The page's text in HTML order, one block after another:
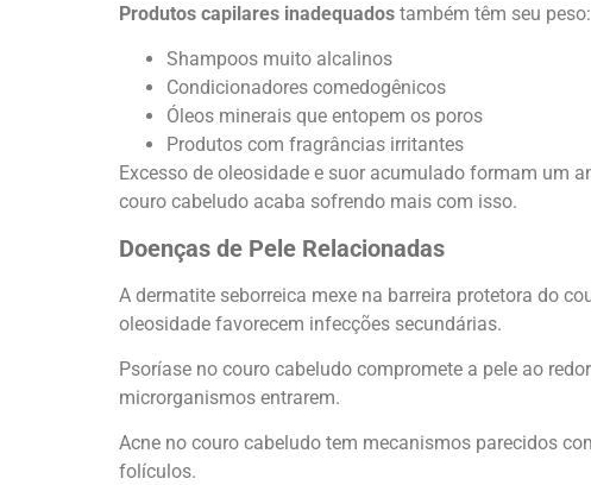
Produtos capilares inadequados também têm seu peso:
Shampoos muito alcalinos
Condicionadores comedogênicos
Óleos minerais que entopem os poros
Produtos com fragrâncias irritantes
Excesso de oleosidade e suor acumulado formam um
couro cabeludo acaba sofrendo mais com isso.
Doenças de Pele Relacionadas
A dermatite seborreica mexe na barreira protetora do
oleosidade favorecem infecções secundárias.
Psoríase no couro cabeludo compromete a pele ao
microrganismos entrarem.
Acne no couro cabeludo tem mecanismos parecidos
folículos.